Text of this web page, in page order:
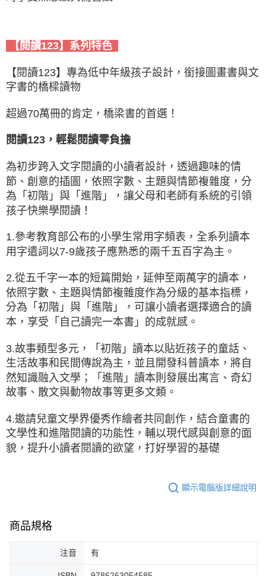
【閱讀123】系列特色
【閱讀123】專為低中年級孩子設計，銜接圖畫書與文
字書的橋樑讀物
超過70萬冊的肯定，橋梁書的首選！
閱讀123，輕鬆閱讀零負擔
為初步跨入文字閱讀的小讀者設計，透過趣味的情
節、創意的插圖，依照字數、主題與情節複雜度，分
為「初階」與「進階」，讓父母和老師有系統的引領
孩子快樂學閱讀！
1.參考教育部公布的小學生常用字頻表，全系列讀本
用字遣詞以7-9歲孩子應熟悉的兩千五百字為主。
2.從五千字一本的短篇開始，延伸至兩萬字的讀本，
依照字數、主題與情節複雜度作為分級的基本指標，
分為「初階」與「進階」，可讓小讀者選擇適合的讀
本，享受「自己讀完一本書」的成就感。
3.故事類型多元，「初階」讀本以貼近孩子的童話、
生活故事和民間傳說為主，並且開發科普讀本，將自
然知識融入文學；「進階」讀本則發展出寓言、奇幻
故事、散文與動物故事等更多文類。
4.邀請兒童文學界優秀作繪者共同創作，結合童書的
文學性和進階閱讀的功能性，輔以現代感與創意的面
貌，提升小讀者閱讀的欲望，打好學習的基礎
顯示電腦版詳細說明
商品規格
注音 有